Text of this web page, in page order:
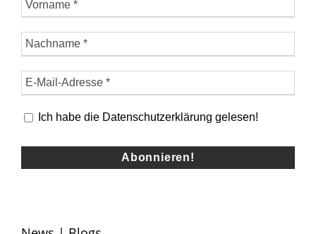
Ich habe die Datenschutzerklärung gelesen!